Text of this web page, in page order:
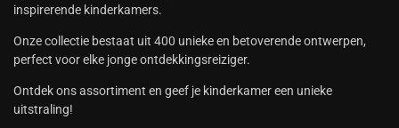
inspirerende kinderkamers.
Onze collectie bestaat uit 400 unieke en betoverende ontwerpen,
perfect voor elke jonge ontdekkingsreiziger.
Ontdek ons assortiment en geef je kinderkamer een unieke
uitstraling!